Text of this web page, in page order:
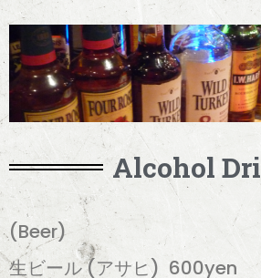
Alcohol
(Beer)
生ビール (アサヒ) 600yen